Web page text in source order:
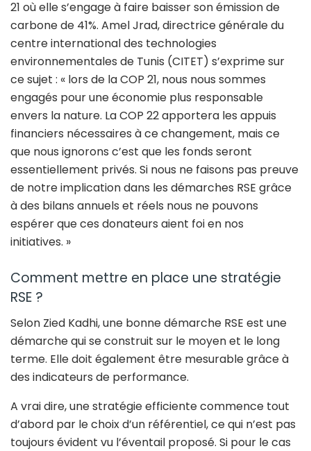
21 où elle s’engage à faire baisser son émission de
carbone de 41%. Amel Jrad, directrice générale du
centre international des technologies
environnementales de Tunis (CITET) s’exprime sur
ce sujet : « lors de la COP 21, nous nous sommes
engagés pour une économie plus responsable
envers la nature. La COP 22 apportera les appuis
financiers nécessaires à ce changement, mais ce
que nous ignorons c’est que les fonds seront
essentiellement privés. Si nous ne faisons pas preuve
de notre implication dans les démarches RSE grâce
à des bilans annuels et réels nous ne pouvons
espérer que ces donateurs aient foi en nos
initiatives. »
Comment mettre en place une stratégie
RSE ?
Selon Zied Kadhi, une bonne démarche RSE est une
démarche qui se construit sur le moyen et le long
terme. Elle doit également être mesurable grâce à
des indicateurs de performance.
A vrai dire, une stratégie efficiente commence tout
d’abord par le choix d’un référentiel, ce qui n’est pas
toujours évident vu l’éventail proposé. Si pour le cas